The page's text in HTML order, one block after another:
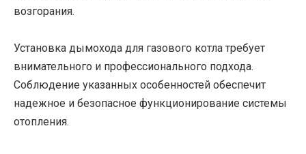
возгорания.
Установка дымохода для газового котла требует
внимательного и профессионального подхода.
Соблюдение указанных особенностей обеспечит
надежное и безопасное функционирование системы
отопления.